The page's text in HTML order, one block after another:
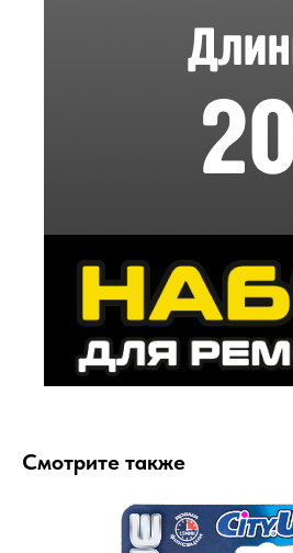
Смотрите также